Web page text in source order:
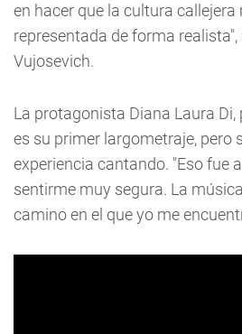
en hacer que la cultura
representada de forma
Vujosevich.
La protagonista Diana Laura Di,
es su primer largometraje, pero
experiencia cantando. "Eso fue
sentirme muy segura. La
camino en el que yo me